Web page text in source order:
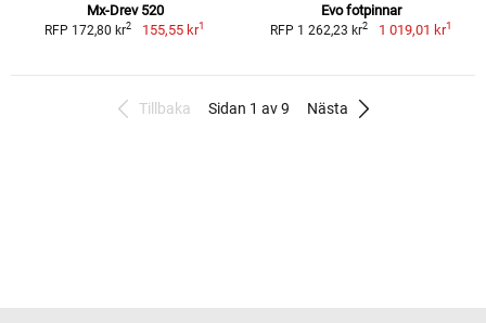
Mx-Drev 520
RFP 172,80 kr2 155,55 kr1
Evo fotpinnar
RFP 1 262,23 kr2 1 019,01 kr1
Tillbaka Sidan 1 av 9 Nästa